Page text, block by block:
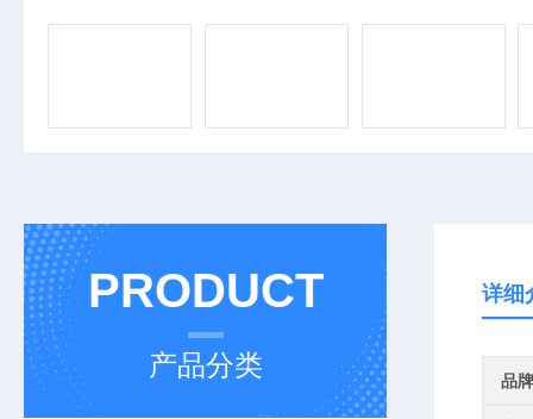
PRODUCT
产品分类
详细
品牌